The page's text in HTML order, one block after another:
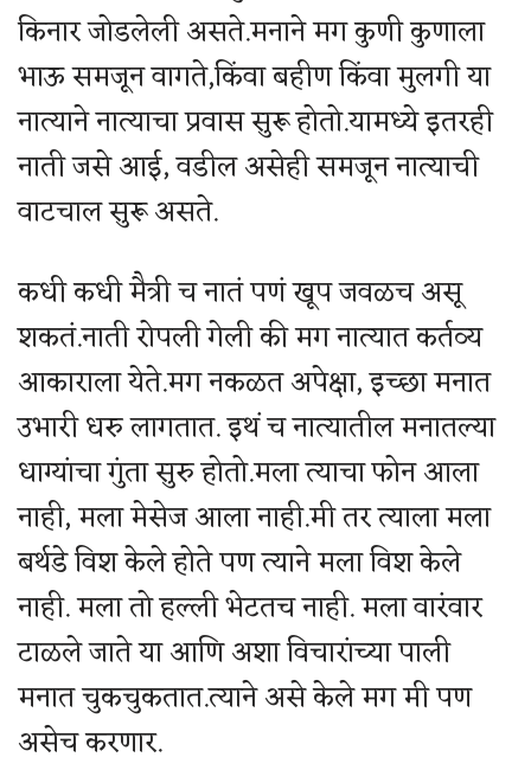
किनार जोडलेली असते.मनाने मग कुणी कुणाला
भाऊ समजून वागते,किंवा बहीण किंवा मुलगी या
नात्याने नात्याचा प्रवास सुरू होतो.यामध्ये इतरही
नाती जसे आई, वडील असेही समजून नात्याची
वाटचाल सुरू असते.
कधी कधी मैत्री च नातं पणं खूप जवळच असू
शकतं.नाती रोपली गेली की मग नात्यात कर्तव्य
आकाराला येते.मग नकळत अपेक्षा, इच्छा मनात
उभारी धरु लागतात. इथं च नात्यातील मनातल्या
धाग्यांचा गुंता सुरु होतो.मला त्याचा फोन आला
नाही, मला मेसेज आला नाही.मी तर त्याला मला
बर्थडे विश केले होते पण त्याने मला विश केले
नाही. मला तो हल्ली भेटतच नाही. मला वारंवार
टाळले जाते या आणि अशा विचारांच्या पाली
मनात चुकचुकतात.त्याने असे केले मग मी पण
असेच करणार.